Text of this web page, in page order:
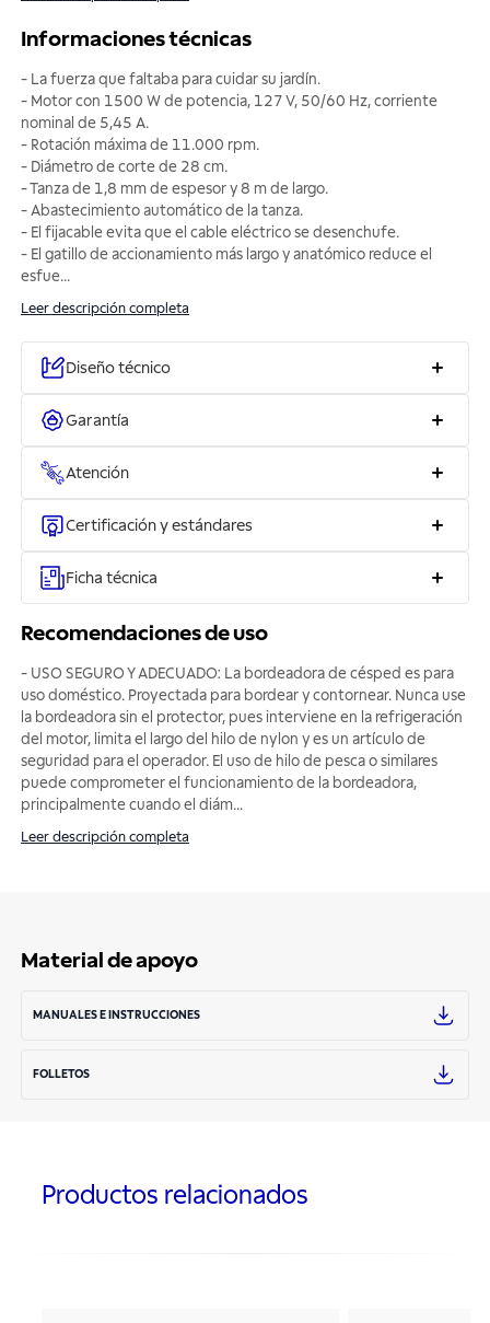
Informaciones técnicas
- La fuerza que faltaba para cuidar su jardín.
- Motor con 1500 W de potencia, 127 V, 50/60 Hz, corriente
nominal de 5,45 A.
- Rotación máxima de 11.000 rpm.
- Diámetro de corte de 28 cm.
- Tanza de 1,8 mm de espesor y 8 m de largo.
- Abastecimiento automático de la tanza.
- El fijacable evita que el cable eléctrico se desenchufe.
- El gatillo de accionamiento más largo y anatómico reduce el
esfue...
Leer descripción completa
Diseño técnico
Garantía
Atención
Certificación y estándares
Ficha técnica
Recomendaciones de uso
- USO SEGURO Y ADECUADO: La bordeadora de césped es para
uso doméstico. Proyectada para bordear y contornear. Nunca use
la bordeadora sin el protector, pues interviene en la refrigeración
del motor, limita el largo del hilo de nylon y es un artículo de
seguridad para el operador. El uso de hilo de pesca o similares
puede comprometer el funcionamiento de la bordeadora,
principalmente cuando el diám...
Leer descripción completa
Material de apoyo
MANUALES E INSTRUCCIONES
FOLLETOS
Productos relacionados